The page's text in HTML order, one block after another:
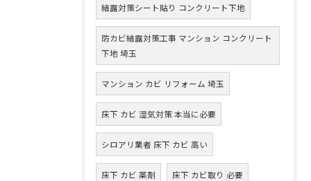
結露対策シート貼り コンクリート下地
防カビ結露対策工事 マンション コンクリート
下地 埼玉
マンション カビ リフォーム 埼玉
床下 カビ 湿気対策 本当に必要
シロアリ業者 床下 カビ 高い
床下 カビ 薬剤 床下 カビ取り 必要